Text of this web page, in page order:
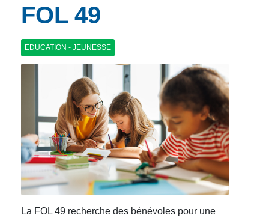
et d’animations
FOL 49
EDUCATION - JEUNESSE
La FOL 49 recherche des bénévoles pour une